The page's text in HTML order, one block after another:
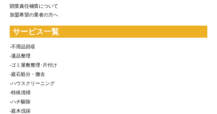
賠償責任補償について
加盟希望の業者の方へ
サービス一覧
-不用品回収
-遺品整理
-ゴミ屋敷整理･片付け
-庭石処分・撤去
-ハウスクリーニング
-特殊清掃
-ハチ駆除
-庭木伐採